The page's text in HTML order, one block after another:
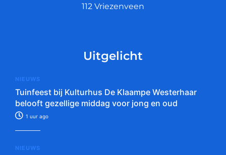
112 Vriezenveen
Uitgelicht
NIEUWS
Tuinfeest bij Kulturhus De Klaampe Westerhaar
belooft gezellige middag voor jong en oud
1 uur ago
NIEUWS